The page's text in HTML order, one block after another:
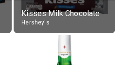
Kisses Milk Chocolate
Hershey's